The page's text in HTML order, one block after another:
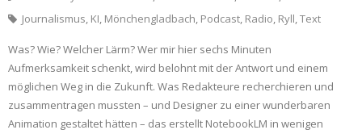
Journalismus, KI, Mönchengladbach, Podcast, Radio, Ryll,Text
Was? Wie? Welcher Lärm? Wer mir hier sechs Minuten
Aufmerksamkeit schenkt, wird belohnt mit der Antwort und einem
möglichen Weg in die Zukunft. Was Redakteure recherchieren und
zusammentragen mussten – und Designer zu einer wunderbaren
Animation gestaltet hätten – das erstellt NotebookLM in wenigen